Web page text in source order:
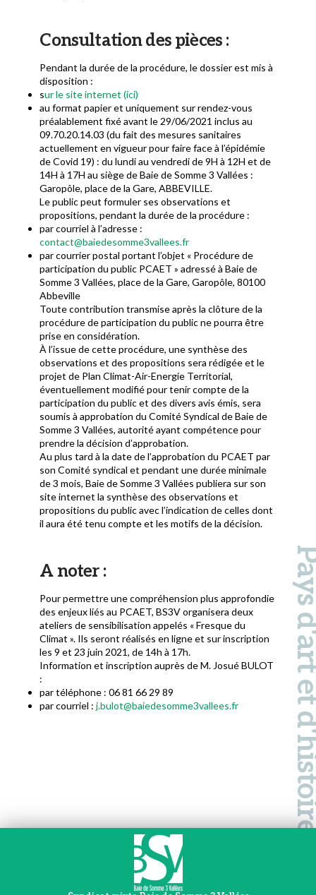
Consultation des pièces :
Pendant la durée de la procédure, le dossier est mis à
disposition :
sur le site internet (ici)
au format papier et uniquement sur rendez-vous
préalablement fixé avant le 29/06/2021 inclus au
09.70.20.14.03 (du fait des mesures sanitaires
actuellement en vigueur pour faire face à l’épidémie
de Covid 19) : du lundi au vendredi de 9H à 12H et de
14H à 17H au siège de Baie de Somme 3 Vallées :
Garopôle, place de la Gare, ABBEVILLE.
Le public peut formuler ses observations et
propositions, pendant la durée de la procédure :
par courriel à l’adresse :
contact@baiedesomme3vallees.fr
par courrier postal portant l’objet « Procédure de
participation du public PCAET » adressé à Baie de
Somme 3 Vallées, place de la Gare, Garopôle, 80100
Abbeville
Toute contribution transmise après la clôture de la
procédure de participation du public ne pourra être
prise en considération.
À l’issue de cette procédure, une synthèse des
observations et des propositions sera rédigée et le
projet de Plan Climat-Air-Energie Territorial,
éventuellement modifié pour tenir compte de la
participation du public et des divers avis émis, sera
soumis à approbation du Comité Syndical de Baie de
Somme 3 Vallées, autorité ayant compétence pour
prendre la décision d’approbation.
Au plus tard à la date de l’approbation du PCAET par
son Comité syndical et pendant une durée minimale
de 3 mois, Baie de Somme 3 Vallées publiera sur son
site internet la synthèse des observations et
propositions du public avec l’indication de celles dont
il aura été tenu compte et les motifs de la décision.
A noter :
Pour permettre une compréhension plus approfondie
des enjeux liés au PCAET, BS3V organisera deux
ateliers de sensibilisation appelés « Fresque du
Climat ». Ils seront réalisés en ligne et sur inscription
les 9 et 23 juin 2021, de 14h à 17h.
Information et inscription auprès de M. Josué BULOT
:
par téléphone : 06 81 66 29 89
par courriel :j.bulot@baiedesomme3vallees.fr Pays